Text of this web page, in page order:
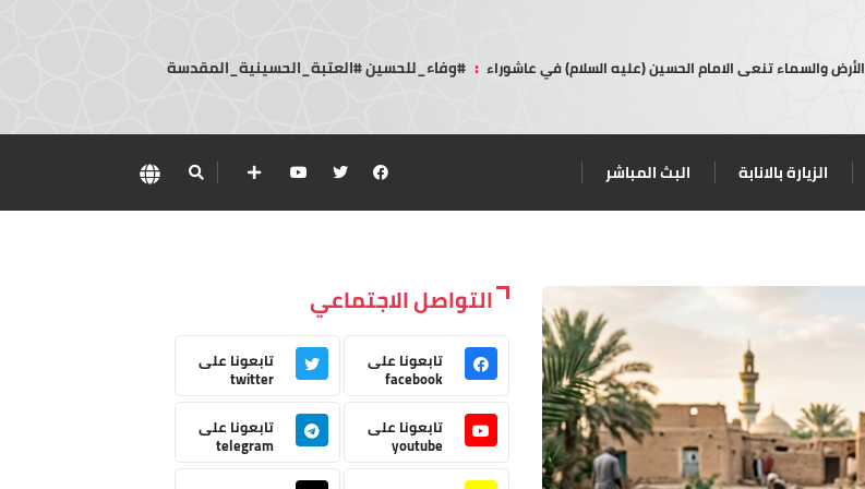
الأرض والسماء تنعى الامام الحسين (عليه السلام) في عاشوراء : #وفاء_للحسين #العتبة_الحسينية_المقدسة
الزيارة بالانابة البث المباشر
التواصل الاجتماعي
تابعونا على
facebook
تابعونا على
twitter
تابعونا على
youtube
تابعونا على
telegram